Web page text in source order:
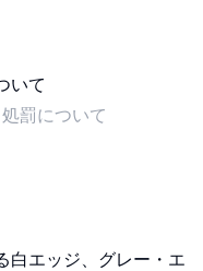
罰について
白エッジ、グレー・エ